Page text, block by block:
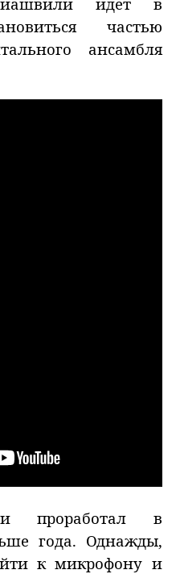
частью
ансамбля
проработал в
года. Однажды,
к микрофону и